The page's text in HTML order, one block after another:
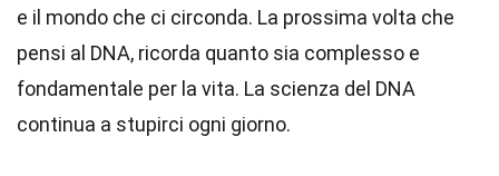
e il mondo che ci circonda. La prossima volta che
pensi al DNA, ricorda quanto sia complesso e
fondamentale per la vita. La scienza del DNA
continua a stupirci ogni giorno.